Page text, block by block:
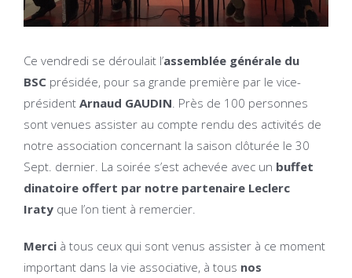
Ce vendredi se déroulait l’assemblée générale du
BSC présidée, pour sa grande première par le vice-
président Arnaud GAUDIN . Près de 100 personnes
sont venues assister au compte rendu des activités de
notre association concernant la saison clôturée le 30
Sept. dernier. La soirée s’est achevée avec un buffet
dinatoire offert par notre partenaire Leclerc
Iraty que l’on tient à remercier.
Merci à tous ceux qui sont venus assister à ce moment
important dans la vie associative, à tous nos